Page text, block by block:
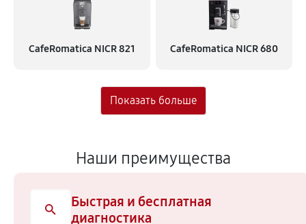
CafeRomatica NICR 821 CafeRomatica NICR 680
Наши преимущества
Быстрая и бесплатная
диагностика